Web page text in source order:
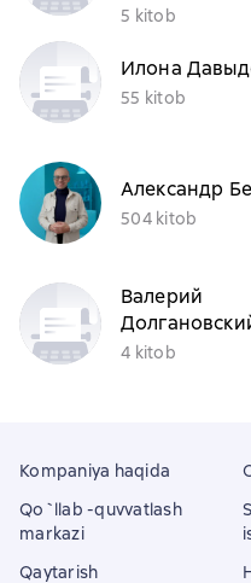
5 kitob
Илона
55 kitob
Александр
504 kitob
Валерий
4 kitob
Kompaniya haqida
Qo`llab -quvvatlash
markazi
Qaytarish